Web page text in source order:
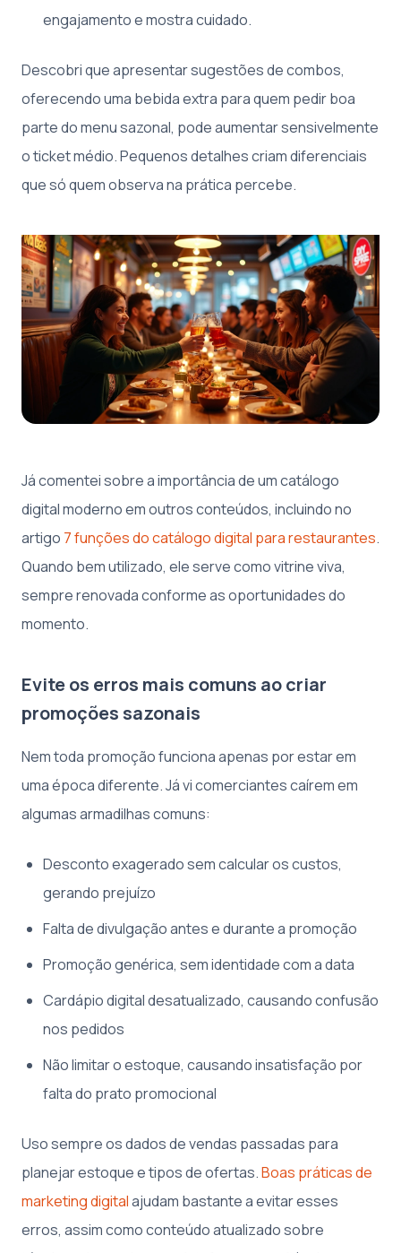
engajamento e mostra cuidado.
Descobri que apresentar sugestões de combos,
oferecendo uma bebida extra para quem pedir boa
parte do menu sazonal, pode aumentar sensivelmente
o ticket médio. Pequenos detalhes criam diferenciais
que só quem observa na prática percebe.
Já comentei sobre a importância de um catálogo
digital moderno em outros conteúdos, incluindo no
artigo 7 funções do catálogo digital para restaurantes.
Quando bem utilizado, ele serve como vitrine viva,
sempre renovada conforme as oportunidades do
momento.
Evite os erros mais comuns ao criar
promoções sazonais
Nem toda promoção funciona apenas por estar em
uma época diferente. Já vi comerciantes caírem em
algumas armadilhas comuns:
Desconto exagerado sem calcular os custos,
gerando prejuízo
Falta de divulgação antes e durante a promoção
Promoção genérica, sem identidade com a data
Cardápio digital desatualizado, causando confusão
nos pedidos
Não limitar o estoque, causando insatisfação por
falta do prato promocional
Uso sempre os dados de vendas passadas para
planejar estoque e tipos de ofertas.Boas práticas de
marketing digitalajudam bastante a evitar esses
erros, assim como conteúdo atualizado sobre